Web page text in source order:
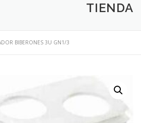
CONTACTO
TIENDA
BIBERONES 3U GN1/3